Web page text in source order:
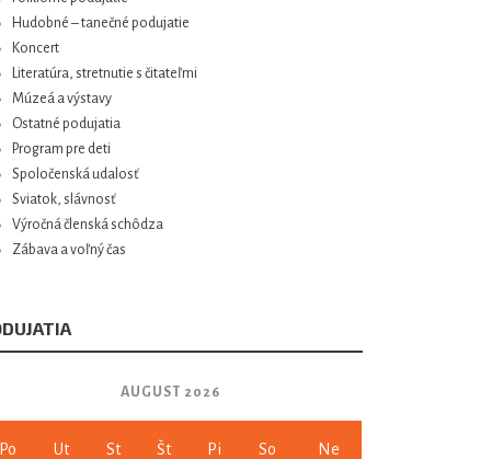
Hudobné – tanečné podujatie
Koncert
Literatúra, stretnutie s čitateľmi
Múzeá a výstavy
Ostatné podujatia
Program pre deti
Spoločenská udalosť
Sviatok, slávnosť
Výročná členská schôdza
Zábava a voľný čas
AUGUST 2026
Ut St Št Pi So Ne